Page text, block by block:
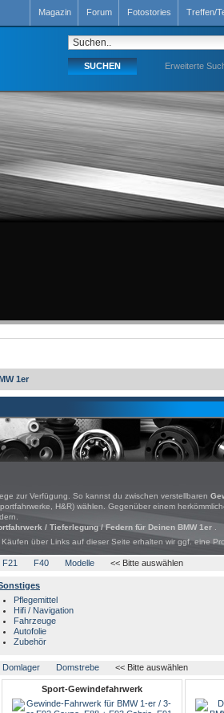
Magazin Forum Fotostories Treffen/
Erweiterte
1er
zur Verfügung. So kannst du zwischen verstellbaren
H&R) wählen. Gegenüber einem
/ Tieferlegung / Federn für Deinen BMW 1er
über Links auf dieser Seite erhalten wir ggf. eine
F21 F40 Modelle << Bitte auswählen
Pflegemittel
Hifi / Navigation
Fahrzeuge
Autofolie
Zubehör
Domlager Domstrebe << Bitte auswählen
Sport-Gewindefahrwerk